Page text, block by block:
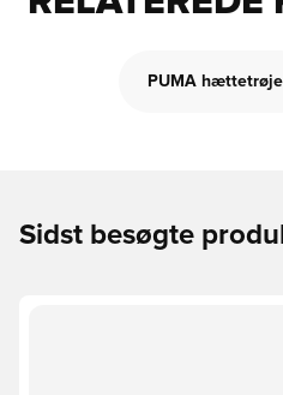
PUMA hættetrøje
Sidst besøgte